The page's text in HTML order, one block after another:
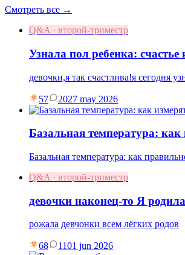
Смотреть все →
Q&A · второй-триместр
Узнала пол ребенка:
девочки,я так счастлива!я сегодня
57 2027 may 2026
Базальная температура:
Базальная температура: как
Q&A · второй-триместр
девочки наконец-то Я
рожала девчонки всем лёгких родов
68 1101 jun 2026